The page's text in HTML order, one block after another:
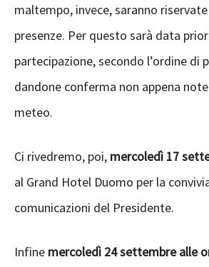
maltempo, invece, saranno
presenze. Per questo sarà data
partecipazione, secondo l’ordine di
dandone conferma non appena
meteo.
Ci rivedremo, poi, mercoledì 17
al Grand Hotel Duomo per la
comunicazioni del Presidente.
Infine mercoledì 24 settembre alle